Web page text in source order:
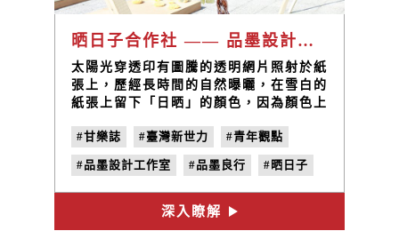
晒日子合作社 —— 品墨設計工作室
太陽光穿透印有圖騰的透明網片照射於紙
張上，歷經長時間的自然曝曬，在雪白的
紙張上留下「日晒」的顏色，因為顏色上
的「日晒月曆」；這是品墨良行於2013
年推出的「日光曝曬自然顯影計劃」，而
計劃背後的發想者正是「品墨設計工作
室」的創辦人王慶富。
#甘樂誌 #臺灣新世力 #青年觀點
#品墨設計工作室 #品墨良行 #晒日子
#王慶富 #日光曝曬自然顯影計劃
#曬日頭
深入瞭解